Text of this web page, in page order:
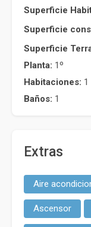
Superficie
Superficie
Superficie
Planta: 1º
Habitaciones: 1
Baños: 1
Extras
Aire
Ascensor